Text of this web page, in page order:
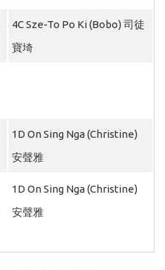
4C Sze-To Po Ki (Bobo) 司徒
寶埼
1D On Sing Nga (Christine)
安聲雅
1D On Sing Nga (Christine)
安聲雅